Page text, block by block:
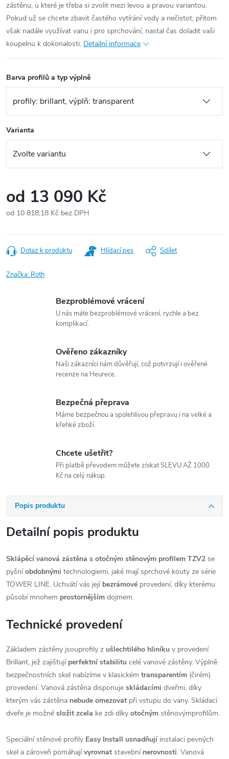
zástěnu, u které je třeba si zvolit mezi levou a pravou variantou.
Pokud už se chcete zbavit častého vytírání vody a nečistot, přitom
však nadále využívat vanu i pro sprchování, nastal čas doladit vaši
koupelnu k dokonalosti. Detailní informace
Barva profilů a typ výplně
Varianta
od 13 090 Kč
od 10 818,18 Kč bez DPH
cena:
Dotaz k produktu Hlídací pes Sdílet
Značka: Roth
Bezproblémové vrácení
U nás máte bezproblémové vrácení, rychle a bez
komplikací.
Ověřeno zákazníky
Naši zákazníci nám důvěřují, což potvrzují i ověřené
recenze na Heurece.
Bezpečná přeprava
Máme bezpečnou a spolehlivou přepravu i na velké a
křehké zboží.
Chcete ušetřit?
Při platbě převodem můžete získat SLEVU AŽ 1000
Kč na celý nákup.
Popis produktu
Detailní popis produktu
Sklápěcí vanová zástěna s otočným stěnovým profilem TZV2 se
pyšníobdobnými technologiemi, jaké mají sprchové kouty ze série
TOWER LINE. Uchvátí vás její bezrámové provedení, díky kterému
působí mnohem prostornějším dojmem.
Technické provedení
Základem zástěny jsouprofily z ušlechtilého hliníku v provedení
Brillant, jež zajišťují perfektní stabilitu celé vanové zástěny. Výplně
bezpečnostních skel nabízíme v klasickém transparentím (čirém)
provedení. Vanová zástěna disponuje skládacími dveřmi, díky
kterým vás zástěna nebude omezovat při vstupu do vany. Skládací
dveře je možné složit zcela ke zdi díky otočným stěnovýmprofilům.
Speciální stěnové profily Easy Install usnadňují instalaci pevných
skel a zároveň pomáhajívyrovnat stavebnínerovnosti. Vanová